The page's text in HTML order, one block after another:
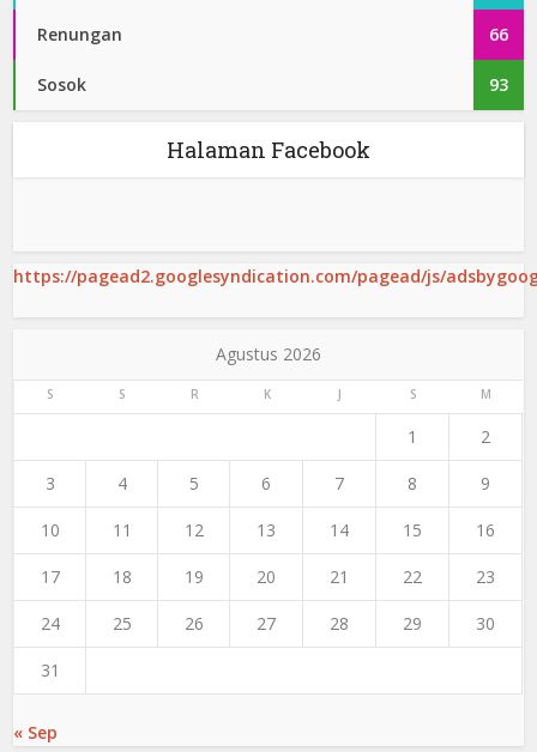
Renungan 66
Sosok 93
Halaman Facebook
https://pagead2.googlesyndication.com/pagead/js/
Agustus 2026
S S R K J S M
1 2
3 4 5 6 7 8 9
10 11 12 13 14 15 16
17 18 19 20 21 22 23
24 25 26 27 28 29 30
31
« Sep